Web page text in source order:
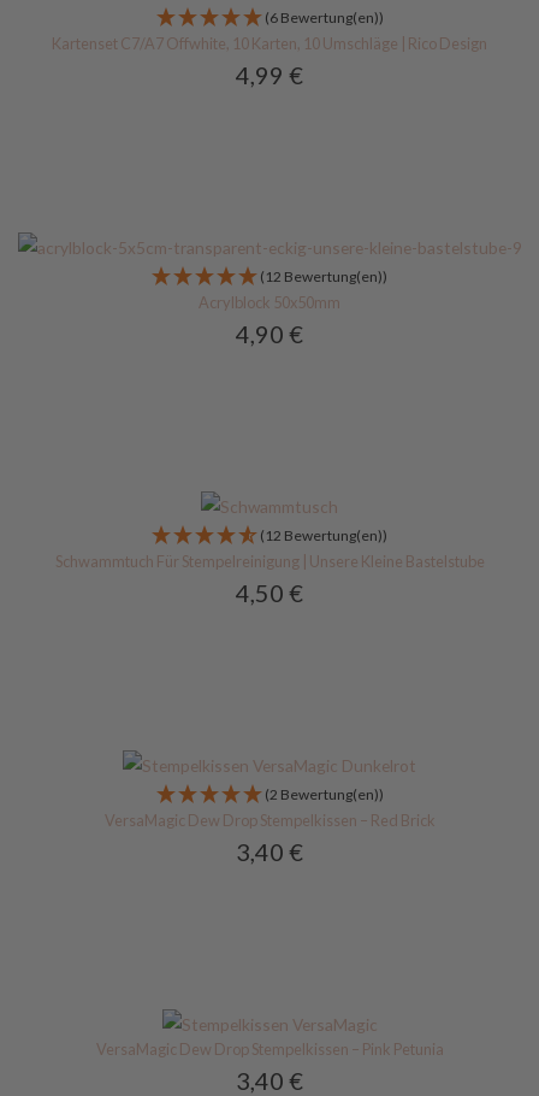
(6 Bewertung(en))
Kartenset C7/A7 Offwhite, 10 Karten, 10 Umschläge | Rico Design
4,99 €
(12 Bewertung(en))
Acrylblock 50x50mm
4,90 €
(12 Bewertung(en))
Schwammtuch Für Stempelreinigung | Unsere Kleine Bastelstube
4,50 €
(2 Bewertung(en))
VersaMagic Dew Drop Stempelkissen – Red Brick
3,40 €
VersaMagic Dew Drop Stempelkissen – Pink Petunia
3,40 €